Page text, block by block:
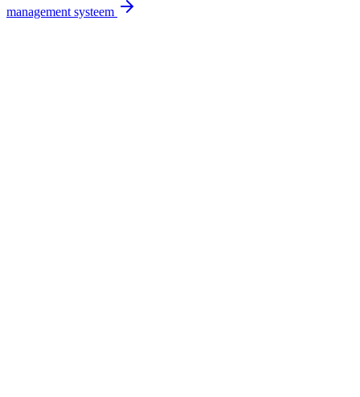
management systeem